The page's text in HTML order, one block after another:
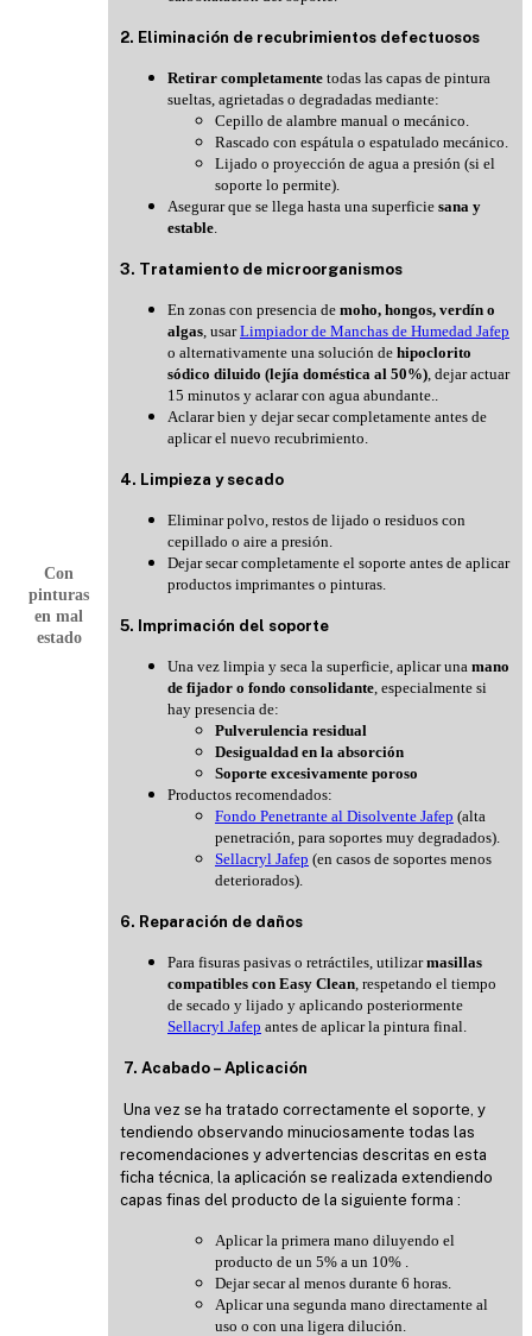
Con
pinturas
en mal
estado
2. Eliminación de recubrimientos defectuosos
Retirar completamente todas las capas de pintura
sueltas, agrietadas o degradadas mediante:
Cepillo de alambre manual o mecánico.
Rascado con espátula o espatulado mecánico.
Lijado o proyección de agua a presión (si el
soporte lo permite).
Asegurar que se llega hasta una superficie sana y
estable
3. Tratamiento de microorganismos
En zonas con presencia de moho, hongos, verdín o
algas , usarLimpiador de Manchas de Humedad Jafep
o alternativamente una solución de hipoclorito
sódico diluido (lejía doméstica al 50%) , dejar actuar
15 minutos y aclarar con agua abundante.
Aclarar bien y dejar secar completamente antes de
aplicar el nuevo recubrimiento.
4. Limpieza y secado
Eliminar polvo, restos de lijado o residuos con
cepillado o aire a presión.
Dejar secar completamente el soporte antes de aplicar
productos imprimantes o pinturas.
5. Imprimación del soporte
Una vez limpia y seca la superficie, aplicar una mano
de fijador o fondo consolidante , especialmente si
hay presencia de:
Pulverulencia residual
Desigualdad en la absorción
Soporte excesivamente poroso
Productos recomendados:
Fondo Penetrante al Disolvente Jafep (alta
penetración, para soportes muy degradados).
Sellacryl Jafep (en casos de soportes menos
deteriorados).
6. Reparación de daños
Para fisuras pasivas o retráctiles, utilizarmasillas
compatibles con Easy Clean , respetando el tiempo
de secado y lijado y aplicando posteriormente
Sellacryl Jafep antes de aplicar la pintura final.
7. Acabado – Aplicación
Una vez se ha tratado correctamente el soporte, y
tendiendo observando minuciosamente todas las
recomendaciones y advertencias descritas en esta
ficha técnica, la aplicación se realizada extendiendo
capas finas del producto de la siguiente forma :
Aplicar la primera mano diluyendo el
producto de un 5% a un 10% .
Dejar secar al menos durante 6 horas.
Aplicar una segunda mano directamente al
uso o con una ligera dilución.